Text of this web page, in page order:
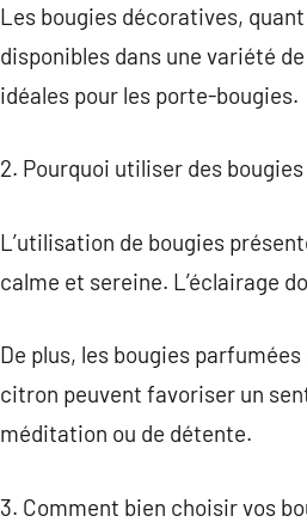
Les bougies décoratives,
disponibles dans une variété
idéales pour les porte-bougies.
2. Pourquoi utiliser des bougies
L’utilisation de bougies
calme et sereine. L’éclairage
De plus, les bougies
citron peuvent favoriser un
méditation ou de détente.
3. Comment bien choisir vos